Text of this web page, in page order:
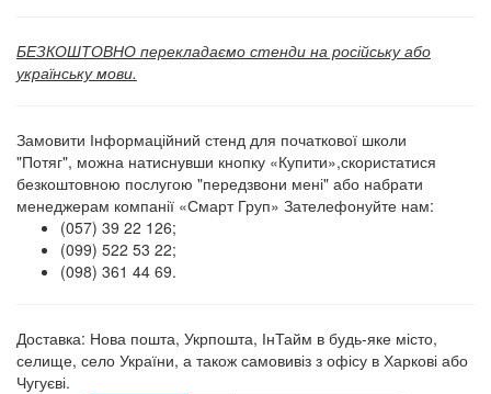
БЕЗКОШТОВНО перекладаємо стенди на російську або
українську мови.
Замовити Інформаційний стенд для початкової школи
"Потяг", можна натиснувши кнопку «Купити»,скористатися
безкоштовною послугою "передзвони мені" або набрати
менеджерам компанії «Смарт Груп» Зателефонуйте нам:
(057) 39 22 126;
(099) 522 53 22;
(098) 361 44 69.
Доставка: Нова пошта, Укрпошта, ІнТайм в будь-яке місто,
селище, село України, а також самовивіз з офісу в Харкові або
Чугуєві.